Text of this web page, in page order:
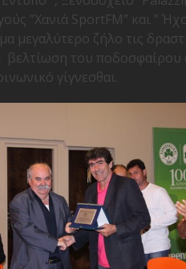
”Χανιά SportFM” και ”
μεγαλύτερο ζήλο τις
του ποδοσφαίρου
γίγνεσθαι.